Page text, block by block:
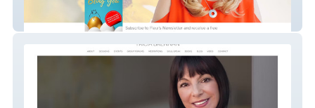
Fleur Brown